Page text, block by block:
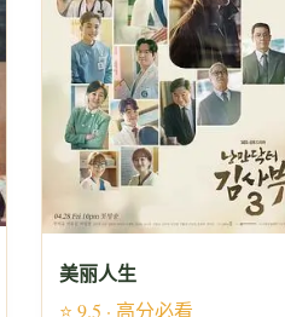
美丽人生
⭐ 9.5 · 高分必看